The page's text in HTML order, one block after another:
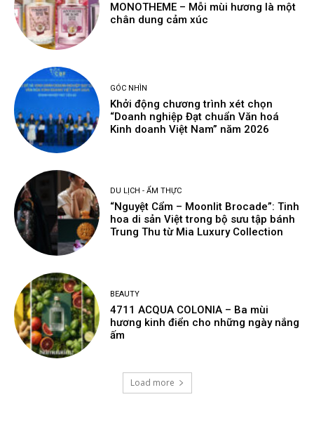
MONOTHEME – Mỗi mùi hương là một
chân dung cảm xúc
GÓC NHÌN
Khởi động chương trình xét chọn
“Doanh nghiệp Đạt chuẩn Văn hoá
Kinh doanh Việt Nam” năm 2026
DU LỊCH - ẨM THỰC
“Nguyệt Cẩm – Moonlit Brocade”: Tinh
hoa di sản Việt trong bộ sưu tập bánh
Trung Thu từ Mia Luxury Collection
BEAUTY
4711 ACQUA COLONIA – Ba mùi
hương kinh điển cho những ngày nắng
ấm
Load more